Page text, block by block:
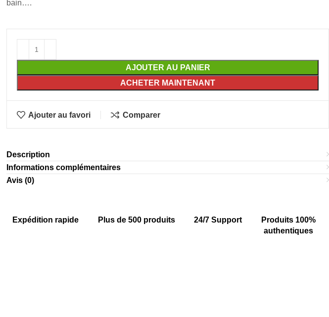
bain….
AJOUTER AU PANIER
ACHETER MAINTENANT
Ajouter au favori Comparer
Description
Informations complémentaires
Avis (0)
Expédition rapide Plus de 500 produits 24/7 Support
Produits 100%
authentiques